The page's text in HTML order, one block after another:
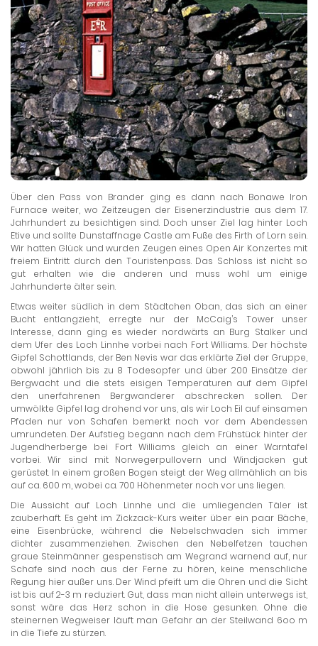
Über den Pass von Brander ging es dann nach Bonawe Iron
Furnace weiter, wo Zeitzeugen der Eisenerzindustrie aus dem 17.
Jahrhundert zu besichtigen sind. Doch unser Ziel lag hinter Loch
Etive und sollte Dunstaffnage Castle am Fuße des Firth of Lorn sein.
Wir hatten Glück und wurden Zeugen eines Open Air Konzertes mit
freiem Eintritt durch den Touristenpass. Das Schloss ist nicht so
gut erhalten wie die anderen und muss wohl um einige
Jahrhunderte älter sein.
Etwas weiter südlich in dem Städtchen Oban, das sich an einer
Bucht entlangzieht, erregte nur der McCaig’s Tower unser
Interesse, dann ging es wieder nordwärts an Burg Stalker und
dem Ufer des Loch Linnhe vorbei nach Fort Williams. Der höchste
Gipfel Schottlands, der Ben Nevis war das erklärte Ziel der Gruppe,
obwohl jährlich bis zu 8 Todesopfer und über 200 Einsätze der
Bergwacht und die stets eisigen Temperaturen auf dem Gipfel
den unerfahrenen Bergwanderer abschrecken sollen. Der
umwölkte Gipfel lag drohend vor uns, als wir Loch Eil auf einsamen
Pfaden nur von Schafen bemerkt noch vor dem Abendessen
umrundeten. Der Aufstieg begann nach dem Frühstück hinter der
Jugendherberge bei Fort Williams gleich an einer Warntafel
vorbei. Wir sind mit Norwegerpullovern und Windjacken gut
gerüstet. In einem großen Bogen steigt der Weg allmählich an bis
auf ca. 600 m, wobei ca. 700 Höhenmeter noch vor uns liegen.
Die Aussicht auf Loch Linnhe und die umliegenden Täler ist
zauberhaft. Es geht im Zickzack-Kurs weiter über ein paar Bäche,
eine Eisenbrücke, während die Nebelschwaden sich immer
dichter zusammenziehen. Zwischen den Nebelfetzen tauchen
graue Steinmänner gespenstisch am Wegrand warnend auf, nur
Schafe sind noch aus der Ferne zu hören, keine menschliche
Regung hier außer uns. Der Wind pfeift um die Ohren und die Sicht
ist bis auf 2-3 m reduziert. Gut, dass man nicht allein unterwegs ist,
sonst wäre das Herz schon in die Hose gesunken. Ohne die
steinernen Wegweiser läuft man Gefahr an der Steilwand 6oo m
in die Tiefe zu stürzen.